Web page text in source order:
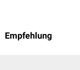
Empfehlung